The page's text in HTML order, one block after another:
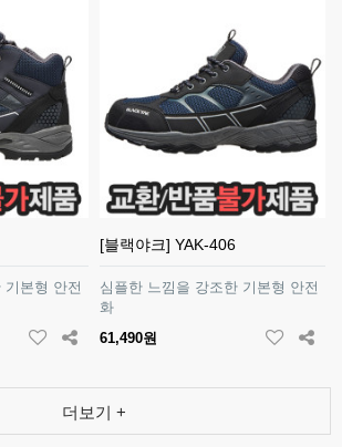
기본형 안전
[블랙야크] YAK-406
심플한 느낌을 강조한 기본형 안전
화
61,490원
더보기 +